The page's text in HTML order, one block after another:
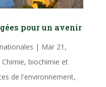
pour un avenir
| Mar 21,
Chimie, biochimie et
de l'environnement,